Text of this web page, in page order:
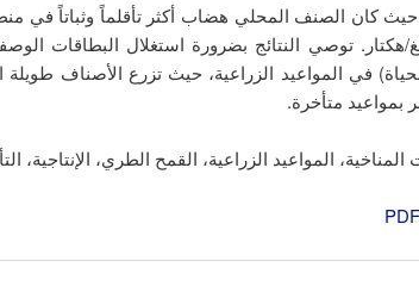
حيث كان الصنف المحلي هضاب أكثر تأقلماً وثباتاً في
غلة حبية 4456 كغ/هكتار. توصي النتائج بضرورة استغلال البطاقات
في المواعيد الزراعية، حيث تزرع الأصناف طويلة
بمواعيد متأخرة.
المناخية، المواعيد الزراعية، القمح الطري، الإنتاجية،
PDF